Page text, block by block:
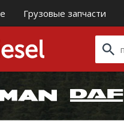
Грузовые запчасти